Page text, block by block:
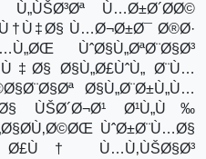
Ù…Ø±Ø´Ø­Ø©
Ù…Ø¬Ø±Ø¯ Ø®Ø·
ÙˆØ§Ù„ØªØ¨Ø§Ø³
Ø§Ù„Ø£ÙˆÙ„ Ø¨Ù…
Ø§Ù„Ø¨Ø±Ù„Ù…
ÙŠØ´Ø¬Ø¹ Ø¹Ù„Ù‰
ÙˆØ±Ø¨Ù…Ø§
Ø£Ù† Ù…Ù‚ÙŠØ§Ø³